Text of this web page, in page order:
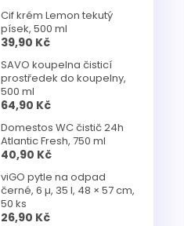
Cif krém Lemon tekutý
písek, 500 ml
39,90 Kč
SAVO koupelna čisticí
prostředek do koupelny,
500 ml
64,90 Kč
Domestos WC čistič 24h
Atlantic Fresh, 750 ml
40,90 Kč
viGO pytle na odpad
černé, 6 µ, 35 l, 48 × 57 cm,
50 ks
26,90 Kč